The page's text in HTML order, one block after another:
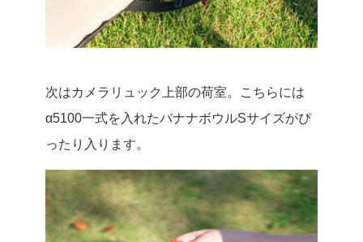
次はカメラリュック上部の荷室。こちらには
α5100一式を入れたバナナボウルSサイズがぴ
ったり入ります。